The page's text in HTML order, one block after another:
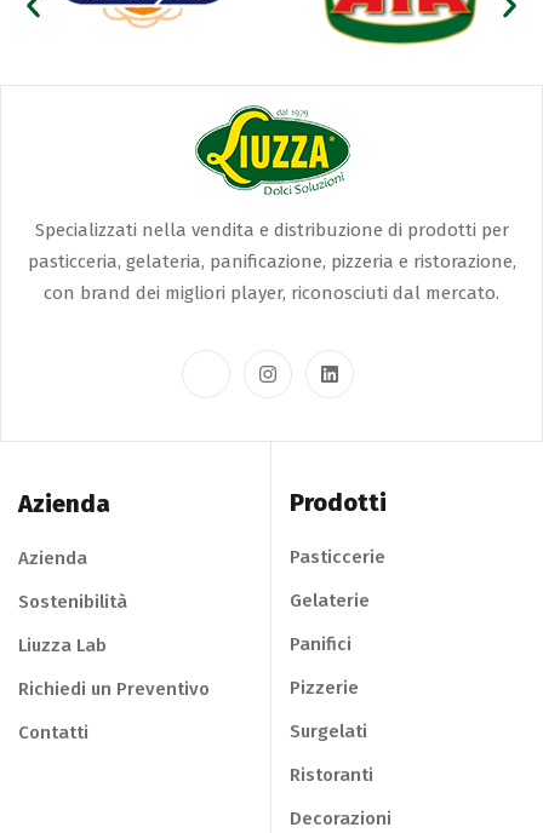
Specializzati nella vendita e distribuzione di prodotti per
pasticceria, gelateria, panificazione, pizzeria e ristorazione,
con brand dei migliori player, riconosciuti dal mercato.
Azienda
Azienda
Sostenibilità
Liuzza Lab
Richiedi un Preventivo
Contatti
Prodotti
Pasticcerie
Gelaterie
Panifici
Pizzerie
Surgelati
Ristoranti
Decorazioni